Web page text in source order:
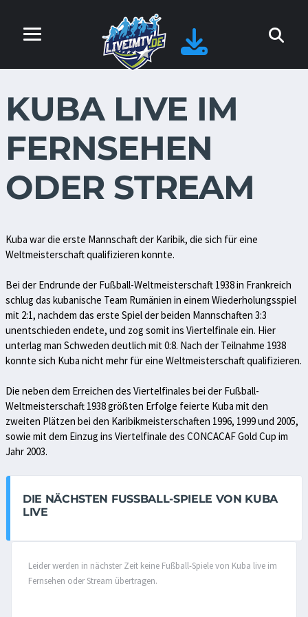
KUBA LIVE IM
FERNSEHEN
ODER STREAM
Kuba war die erste Mannschaft der Karibik, die sich für eine
Weltmeisterschaft qualifizieren konnte.
Bei der Endrunde der Fußball-Weltmeisterschaft 1938 in Frankreich
schlug das kubanische Team Rumänien in einem Wiederholungsspiel
mit 2:1, nachdem das erste Spiel der beiden Mannschaften 3:3
unentschieden endete, und zog somit ins Viertelfinale ein. Hier
unterlag man Schweden deutlich mit 0:8. Nach der Teilnahme 1938
konnte sich Kuba nicht mehr für eine Weltmeisterschaft qualifizieren.
Die neben dem Erreichen des Viertelfinales bei der Fußball-
Weltmeisterschaft 1938 größten Erfolge feierte Kuba mit den
zweiten Plätzen bei den Karibikmeisterschaften 1996, 1999 und 2005,
sowie mit dem Einzug ins Viertelfinale des CONCACAF Gold Cup im
Jahr 2003.
DIE NÄCHSTEN FUSSBALL-SPIELE VON KUBA L
IVE
Leider werden in nächster Zeit keine Fußball-Spiele von Kuba live im
Fernsehen oder Stream übertragen.